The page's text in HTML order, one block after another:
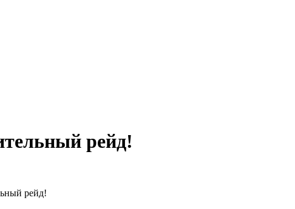
рейд!